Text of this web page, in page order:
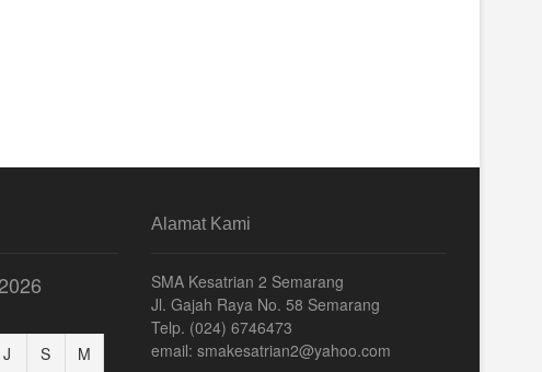
J S M
Alamat Kami
SMA Kesatrian 2 Semarang
Jl. Gajah Raya No. 58 Semarang
Telp. (024) 6746473
email: smakesatrian2@yahoo.com